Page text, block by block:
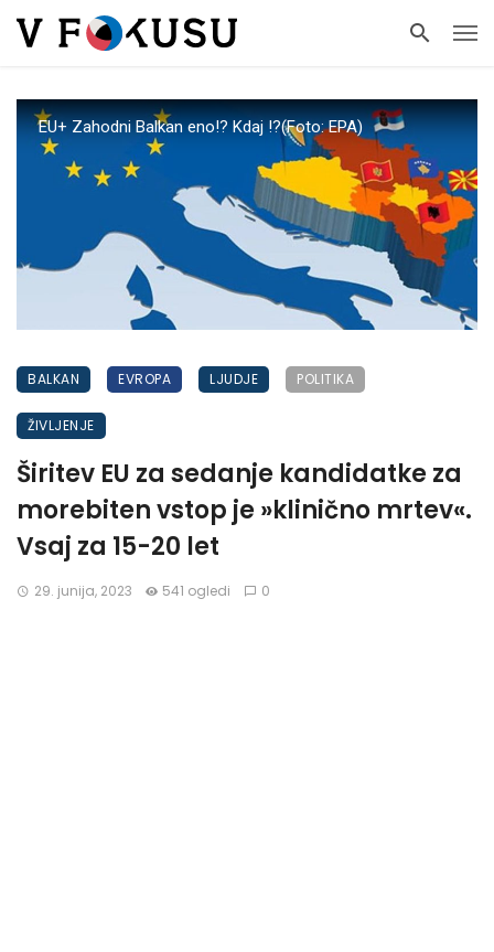
EU+ Zahodni Balkan eno!? Kdaj !?(Foto: EPA)
BALKAN EVROPA LJUDJE POLITIKA
ŽIVLJENJE
Širitev EU za sedanje kandidatke za
morebiten vstop je »klinično mrtev«.
Vsaj za 15-20 let
29. junija, 2023 541 ogledi 0